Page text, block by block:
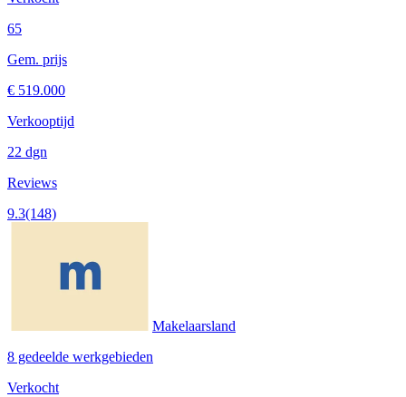
65
Gem. prijs
€ 519.000
Verkooptijd
22 dgn
Reviews
9.3(148)
Makelaarsland
8 gedeelde werkgebieden
Verkocht